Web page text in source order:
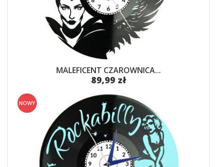
MALEFICENT CZAROWNICA...
89,99 zł
NOWY